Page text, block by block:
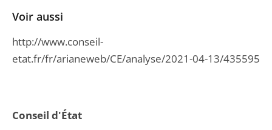
Conseil d'État
Voir aussi
http://www.conseil-
etat.fr/fr/arianeweb/CE/analyse/2021-04-13/435595